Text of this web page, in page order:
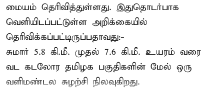
மையம் தெரிவித்துள்ளது. இதுதொடர்பாக
வெளியிடப்பட்டுள்ள அறிக்கையில்
தெரிவிக்கப்பட்டிருப்பதாவது:-
சுமார் 5.8 கி.மீ. முதல் 7.6 கி.மீ. உயரம் வரை
வட கடலோர தமிழக பகுதிகளின் மேல் ஒரு
வளிமண்டல சுழற்சி நிலவுகிறது.